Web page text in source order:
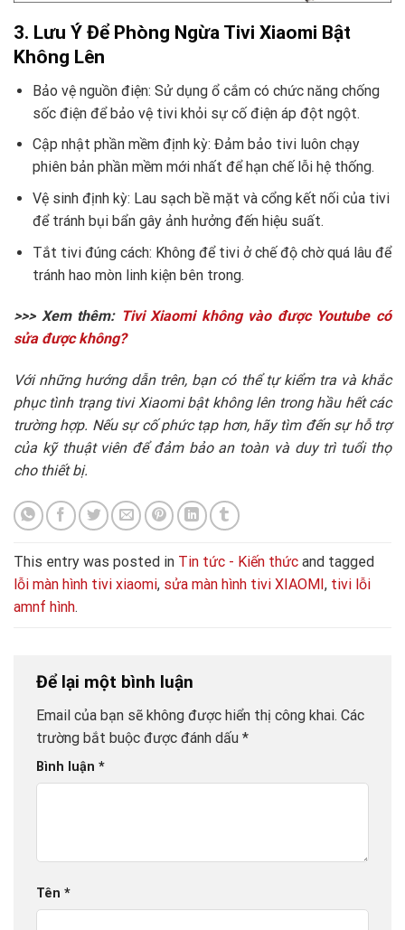
3. Lưu Ý Để Phòng Ngừa Tivi Xiaomi Bật
Không Lên
Bảo vệ nguồn điện: Sử dụng ổ cắm có chức năng chống
sốc điện để bảo vệ tivi khỏi sự cố điện áp đột ngột.
Cập nhật phần mềm định kỳ: Đảm bảo tivi luôn chạy
phiên bản phần mềm mới nhất để hạn chế lỗi hệ thống.
Vệ sinh định kỳ: Lau sạch bề mặt và cổng kết nối của tivi
để tránh bụi bẩn gây ảnh hưởng đến hiệu suất.
Tắt tivi đúng cách: Không để tivi ở chế độ chờ quá lâu để
tránh hao mòn linh kiện bên trong.
>>> Xem thêm: Tivi Xiaomi không vào được Youtube có
sửa được không?
Với những hướng dẫn trên, bạn có thể tự kiểm tra và khắc
phục tình trạng tivi Xiaomi bật không lên trong hầu hết các
trường hợp. Nếu sự cố phức tạp hơn, hãy tìm đến sự hỗ trợ
của kỹ thuật viên để đảm bảo an toàn và duy trì tuổi thọ
cho thiết bị.
This entry was posted in Tin tức - Kiến thức and tagged
lỗi màn hình tivi xiaomi, sửa màn hình tivi XIAOMI , tivi lỗi
amnf hình.
Để lại một bình luận
Email của bạn sẽ không được hiển thị công khai. Các
trường bắt buộc được đánh dấu *
Bình luận *
Tên *